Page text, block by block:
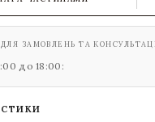
ЗАМОВЛЕНЬ ТА
до 18:00: